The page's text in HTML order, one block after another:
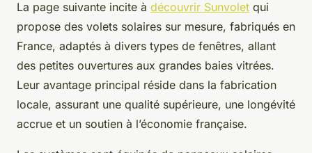
La page suivante incite à découvrir Sunvolet qui
propose des volets solaires sur mesure, fabriqués en
France, adaptés à divers types de fenêtres, allant
des petites ouvertures aux grandes baies vitrées.
Leur avantage principal réside dans la fabrication
locale, assurant une qualité supérieure, une longévité
accrue et un soutien à l’économie française.